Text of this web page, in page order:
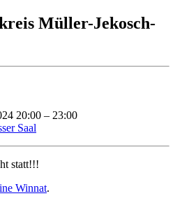
Müller-Jekosch-
20:00 – 23:00
Saal
statt!!!
Winnat.